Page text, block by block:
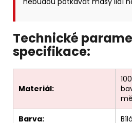
Technické
specifikace:
Materiál:
Barva: